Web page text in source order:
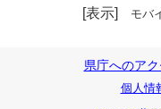
[表示] モバ
県庁へのアク
個人情